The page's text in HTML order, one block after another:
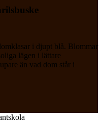
i djupt blå. Blommar
lägen i lättare
än vad dom står i